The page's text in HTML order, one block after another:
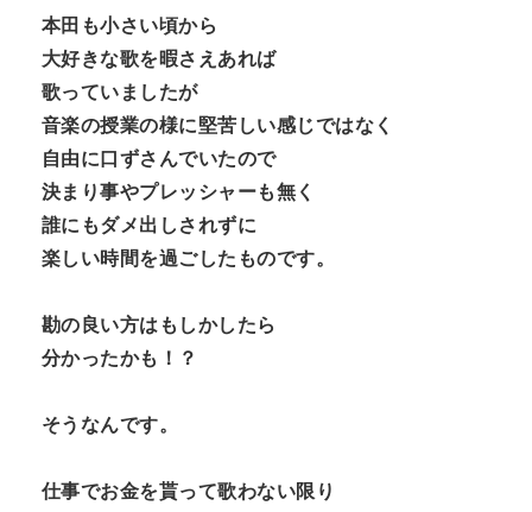
本田も小さい頃から
大好きな歌を暇さえあれば
歌っていましたが
音楽の授業の様に堅苦しい感じではなく
自由に口ずさんでいたので
決まり事やプレッシャーも無く
誰にもダメ出しされずに
楽しい時間を過ごしたものです。
勘の良い方はもしかしたら
分かったかも！？
そうなんです。
仕事でお金を貰って歌わない限り